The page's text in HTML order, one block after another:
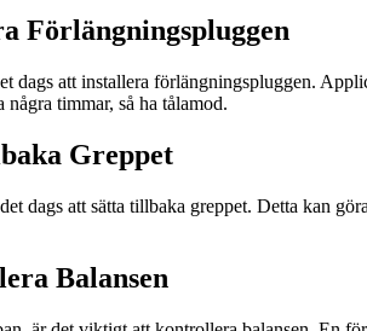
Förlängningspluggen
dags att installera förlängningspluggen.
timmar, så ha tålamod.
Greppet
dags att sätta tillbaka greppet. Detta kan
Balansen